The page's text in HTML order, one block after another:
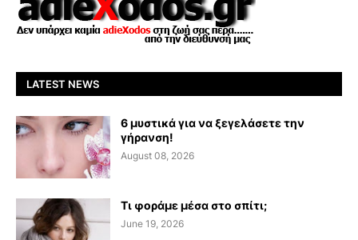
LATEST NEWS
6 μυστικά για να ξεγελάσετε την
γήρανση!
August 08, 2026
Τι φοράμε μέσα στο σπίτι;
June 19, 2026